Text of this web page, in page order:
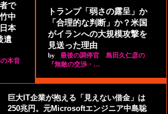
で
中
本
遺
本音
トランプ「弱さの露呈」か
「合理的な判断」か？米国
がイランへの大規模攻撃を
見送った理由
by
最後の調停官 島田久仁彦の
『無敵の交渉・…
巨大IT企業が抱える「見えない借金」は
250兆円。元Microsoftエンジニア中島聡